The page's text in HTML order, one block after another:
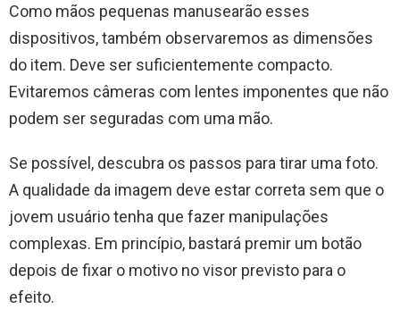
Como mãos pequenas manusearão esses
dispositivos, também observaremos as dimensões
do item. Deve ser suficientemente compacto.
Evitaremos câmeras com lentes imponentes que não
podem ser seguradas com uma mão.
Se possível, descubra os passos para tirar uma foto.
A qualidade da imagem deve estar correta sem que o
jovem usuário tenha que fazer manipulações
complexas. Em princípio, bastará premir um botão
depois de fixar o motivo no visor previsto para o
efeito.